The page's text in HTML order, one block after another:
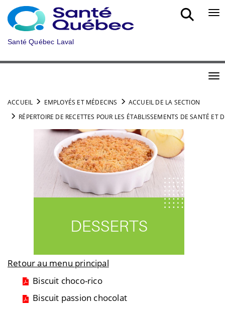
Aller au menu principal
Santé Québec Laval
ACCUEIL EMPLOYÉS ET MÉDECINS
ACCUEIL DE LA SECTION
RÉPERTOIRE DE RECETTES POUR LES ÉTABLISSEMENTS DE SANTÉ ET
Retour au menu principal
Biscuit choco-rico
Biscuit passion chocolat